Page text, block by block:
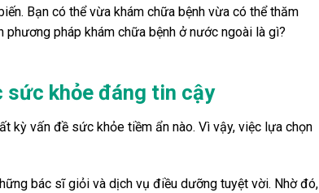
Bạn có thể vừa khám chữa bệnh vừa có thể thăm
pháp khám chữa bệnh ở nước ngoài là gì?
sức khỏe đáng tin cậy
kỳ vấn đề sức khỏe tiềm ẩn nào. Vì vậy, việc lựa chọn
bác sĩ giỏi và dịch vụ điều dưỡng tuyệt vời. Nhờ đó,